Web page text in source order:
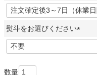
(
必
)
熨斗をお選びください
必